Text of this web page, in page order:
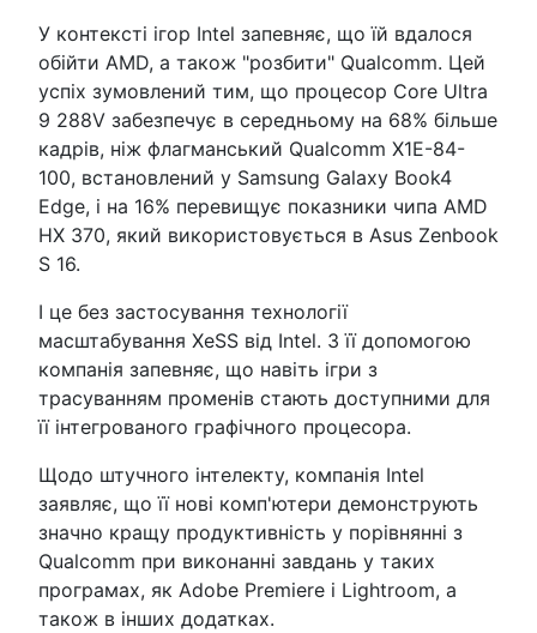
У контексті ігор Intel запевняє, що їй вдалося
обійти AMD, а також "розбити" Qualcomm. Цей
успіх зумовлений тим, що процесор Core Ultra
9 288V забезпечує в середньому на 68% більше
кадрів, ніж флагманський Qualcomm X1E-84-
100, встановлений у Samsung Galaxy Book4
Edge, і на 16% перевищує показники чипа AMD
HX 370, який використовується в Asus Zenbook
S 16.
І це без застосування технології
масштабування XeSS від Intel. З її допомогою
компанія запевняє, що навіть ігри з
трасуванням променів стають доступними для
її інтегрованого графічного процесора.
Щодо штучного інтелекту, компанія Intel
заявляє, що її нові комп'ютери демонструють
значно кращу продуктивність у порівнянні з
Qualcomm при виконанні завдань у таких
програмах, як Adobe Premiere і Lightroom, а
також в інших додатках.